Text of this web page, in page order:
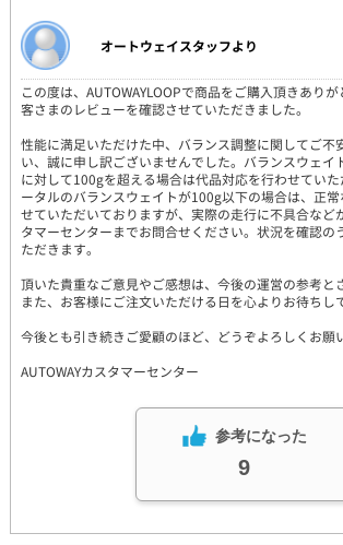
オートウェイスタッフより
この度は、AUTOWAYLOOPで商品をご購入頂きあり
客さまのレビューを確認させていただきました。
性能に満足いただけた中、バランス調整に関してご不
い、誠に申し訳ございませんでした。バランスウェイ
に対して100gを超える場合は代品対応を行わせてい
ータルのバランスウェイトが100g以下の場合は、正
せていただいておりますが、実際の走行に不具合など
タマーセンターまでお問合せください。状況を確認の
ただきます。
頂いた貴重なご意見やご感想は、今後の運営の参考と
また、お客様にご注文いただける日を心よりお待ちし
今後とも引き続きご愛顧のほど、どうぞよろしくお願
AUTOWAYカスタマーセンター
参考になった
9